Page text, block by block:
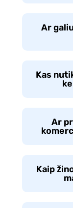
Ar
Kas
Ar
Kaip